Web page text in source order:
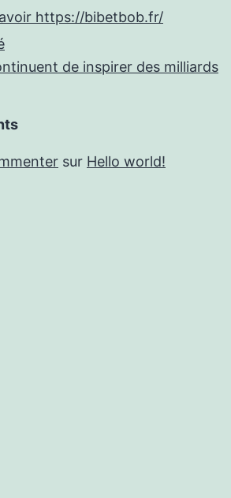
https://bibetbob.fr/
de inspirer des milliards
sur Hello world!